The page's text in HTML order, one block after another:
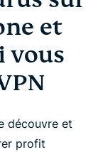
et
vous
découvre et
profit